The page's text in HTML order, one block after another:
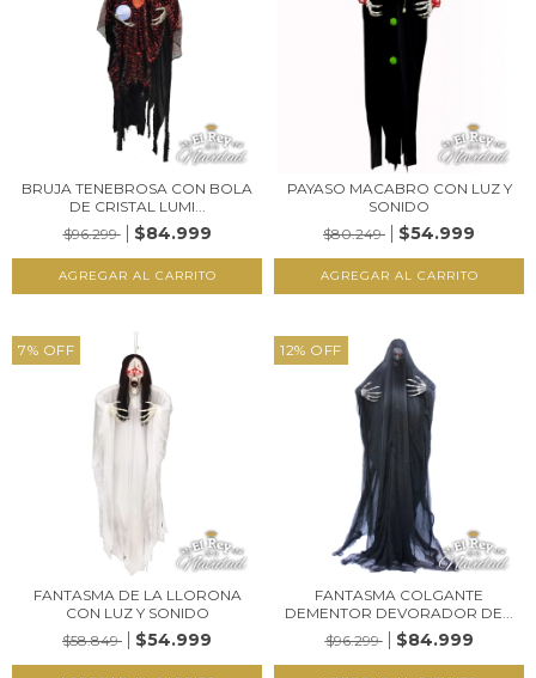
BRUJA TENEBROSA CON BOLA
DE CRISTAL LUMI...
$96.299
$84.999
PAYASO MACABRO CON LUZ Y
SONIDO
$80.249
$54.999
7% OFF
FANTASMA DE LA LLORONA
CON LUZ Y SONIDO
$58.849
$54.999
12% OFF
FANTASMA COLGANTE
DEMENTOR DEVORADOR DE...
$96.299
$84.999